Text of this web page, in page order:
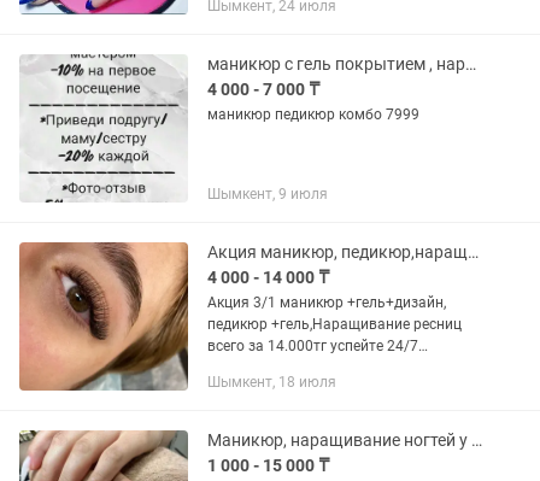
5тысяч и выше,прокол
бровей+2500
Шымкент, 24 июля
маникюр с гель покрытием , наращивание
4 000 - 7 000 ₸
маникюр педикюр комбо 7999
Шымкент, 9 июля
Акция маникюр, педикюр,наращивание ресниц
4 000 - 14 000 ₸
Акция 3/1 маникюр +гель+дизайн,
педикюр +гель,Наращивание ресниц
всего за 14.000тг успейте 24/7
Шымкент, 18 июля
Маникюр, наращивание ногтей у себя дома и выезд
1 000 - 15 000 ₸